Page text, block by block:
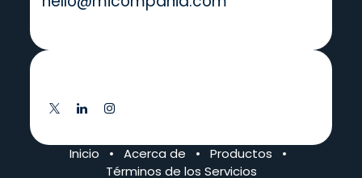
Inicio • Acerca de • Productos
•
Términos de los Servicios